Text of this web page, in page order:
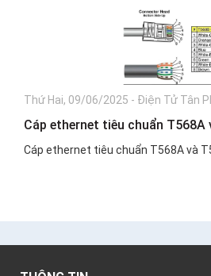
Thứ Hai, 09/06/2025 - Điện Tử Tân
Cáp ethernet tiêu chuẩn T568A
Cáp ethernet tiêu chuẩn T568A và